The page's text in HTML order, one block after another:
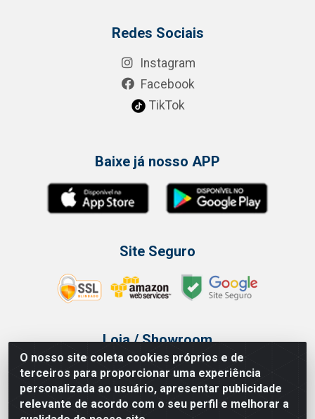
O nosso site coleta cookies próprios e de
terceiros para proporcionar uma experiência
personalizada ao usuário, apresentar publicidade
relevante de acordo com o seu perfil e melhorar a
Redes Sociais
Instagram
Facebook
TikTok
Baixe já nosso APP
Site Seguro
Loja / Showroom
Tel.: (11) 3314 6400
Av Vautier, 468 - Pari - São Paulo/SP